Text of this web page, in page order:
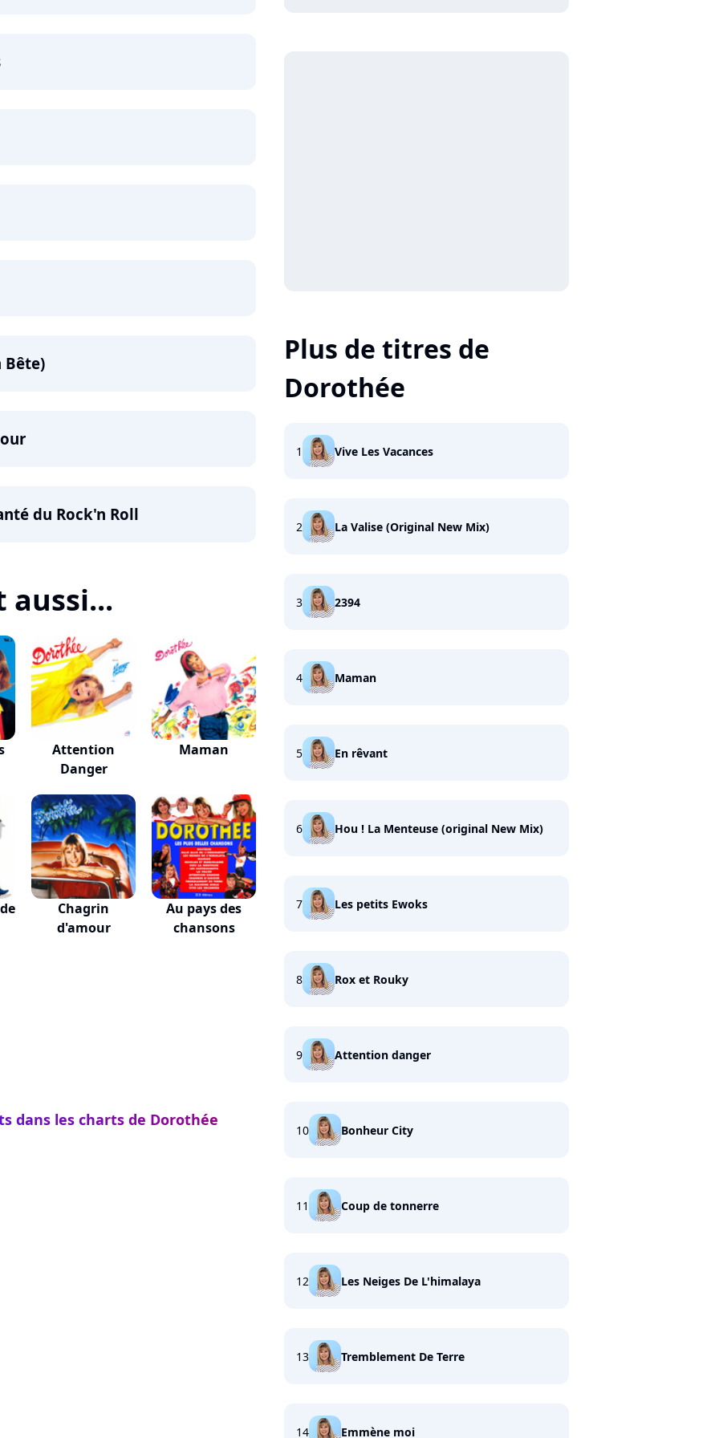
Bête)
du Rock'n Roll
aussi...
Attention
Danger
Maman
Chagrin
d'amour
Au pays des
chansons
dans les charts de Dorothée
Plus de titres de
Dorothée
1 Vive Les Vacances
2 La Valise (Original New Mix)
3 2394
4 Maman
5 En rêvant
6 Hou ! La Menteuse (original New Mix)
7 Les petits Ewoks
8 Rox et Rouky
9 Attention danger
10 Bonheur City
11 Coup de tonnerre
12 Les Neiges De L'himalaya
13 Tremblement De Terre
14 Emmène moi